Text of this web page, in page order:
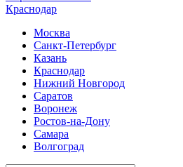
Краснодар
Москва
Санкт-Петербург
Казань
Краснодар
Нижний Новгород
Саратов
Воронеж
Ростов-на-Дону
Самара
Волгоград